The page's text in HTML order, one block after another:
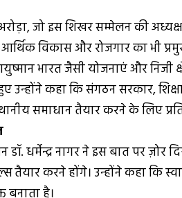
जो इस शिखर सम्मेलन की
विकास और रोजगार का भी
भारत जैसी योजनाएं और निजी
उन्होंने कहा कि संगठन सरकार,
समाधान तैयार करने के लिए
डॉ. धर्मेन्द्र नागर ने इस बात पर ज़ोर
करने होंगे। उन्होंने कहा कि